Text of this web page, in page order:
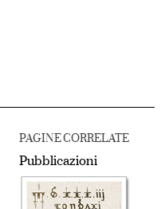
PAGINE CORRELATE
Pubblicazioni